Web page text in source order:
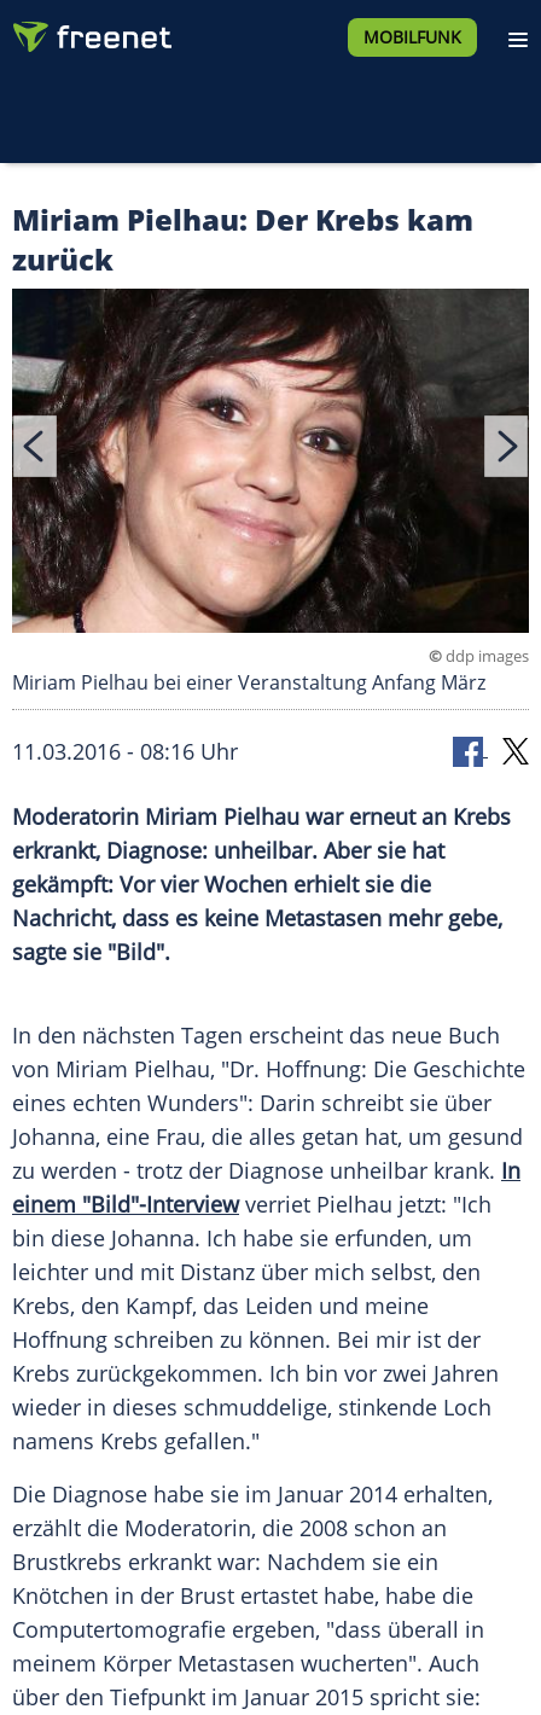
MOBILFUNK
Miriam Pielhau: Der Krebs kam
zurück
©ddp images
Miriam Pielhau bei einer Veranstaltung Anfang März
11.03.2016 - 08:16 Uhr
Moderatorin Miriam Pielhau war erneut an Krebs
erkrankt, Diagnose: unheilbar. Aber sie hat
gekämpft: Vor vier Wochen erhielt sie die
Nachricht, dass es keine Metastasen mehr gebe,
sagte sie "Bild".
In den nächsten Tagen erscheint das neue Buch
von Miriam Pielhau, "Dr. Hoffnung: Die Geschichte
eines echten Wunders": Darin schreibt sie über
Johanna, eine Frau, die alles getan hat, um gesund
zu werden - trotz der Diagnose unheilbar krank. In
einem "Bild"-Interviewverriet Pielhau jetzt: "Ich
bin diese Johanna. Ich habe sie erfunden, um
leichter und mit Distanz über mich selbst, den
Krebs, den Kampf, das Leiden und meine
Hoffnung schreiben zu können. Bei mir ist der
Krebs zurückgekommen. Ich bin vor zwei Jahren
wieder in dieses schmuddelige, stinkende Loch
namens Krebs gefallen."
Die Diagnose habe sie im Januar 2014 erhalten,
erzählt die Moderatorin, die 2008 schon an
Brustkrebs erkrankt war: Nachdem sie ein
Knötchen in der Brust ertastet habe, habe die
Computertomografie ergeben, "dass überall in
meinem Körper Metastasen wucherten". Auch
über den Tiefpunkt im Januar 2015 spricht sie: